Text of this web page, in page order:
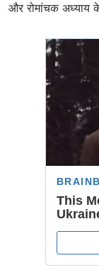
और रोमांचक अध्याय